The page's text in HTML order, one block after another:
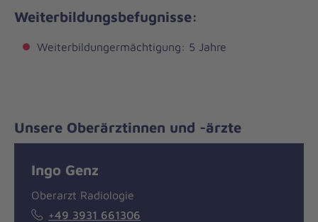
Weiterbildungsbefugnisse:
Weiterbildungermächtigung: 5 Jahre
Unsere Oberärztinnen und -ärzte
Ingo Genz
Oberarzt Radiologie
+49 3931 661306